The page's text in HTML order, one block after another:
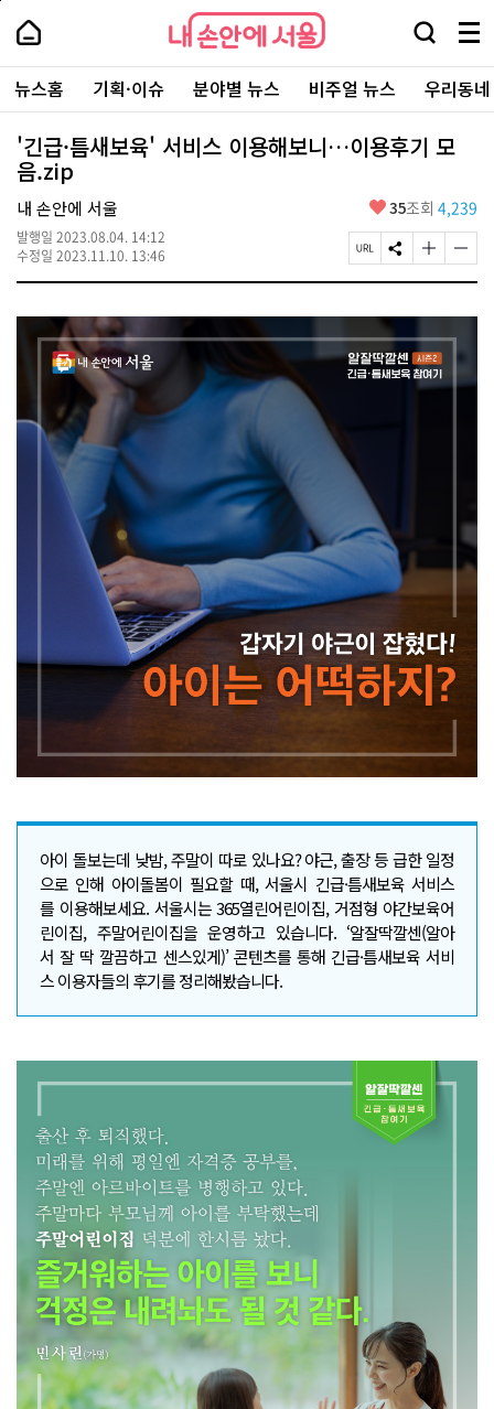
본
로
가
내
손
안
에
서
울
-
서
울
시
대
표
소
통
포
내
손
에
울
검
창
열
기
메
뉴
전
체
보
주
요
서
뉴스홈 기획·이슈 분야별 뉴스 비주얼 뉴스 우리동
'긴급·틈새보육' 서비스 이용해보니…이용후기 모
음.zip
내 손안에 서울
발행일 2023.08.04. 14:12
수정일 2023.11.10. 13:46
좋
요
35조회 4,239
페
이
U
R
L
복
사
S
N
공
유
하
기
글
자
기
크
게
변
경
글
자
기
게
변
경
아이 돌보는데 낮밤, 주말이 따로 있나요? 야근, 출장 등 급한 일정
으로 인해 아이돌봄이 필요할 때, 서울시 긴급·틈새보육 서비스
를 이용해보세요. 서울시는 365열린어린이집, 거점형 야간보육어
린이집, 주말어린이집을 운영하고 있습니다. ‘알잘딱깔센(알아
서 잘 딱 깔끔하고 센스있게)’ 콘텐츠를 통해 긴급·틈새보육 서비
스 이용자들의 후기를 정리해봤습니다.
페
상
단
로